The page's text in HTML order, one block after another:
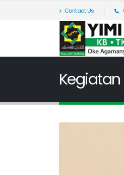
Contact Us
Kegiatan